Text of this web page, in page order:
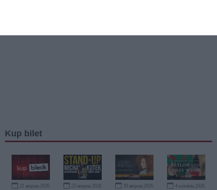
Kup bilet
21 sierpnia 2026 23 sierpnia 2026 30 sierpnia 2026 4 września 2026